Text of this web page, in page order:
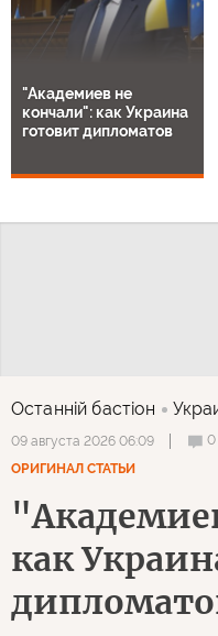
"Академиев не
кончали": как Украина
готовит дипломатов
Останнiй бастiон
09 августа 2026 06:09 0
ОРИГИНАЛ СТАТЬИ
как